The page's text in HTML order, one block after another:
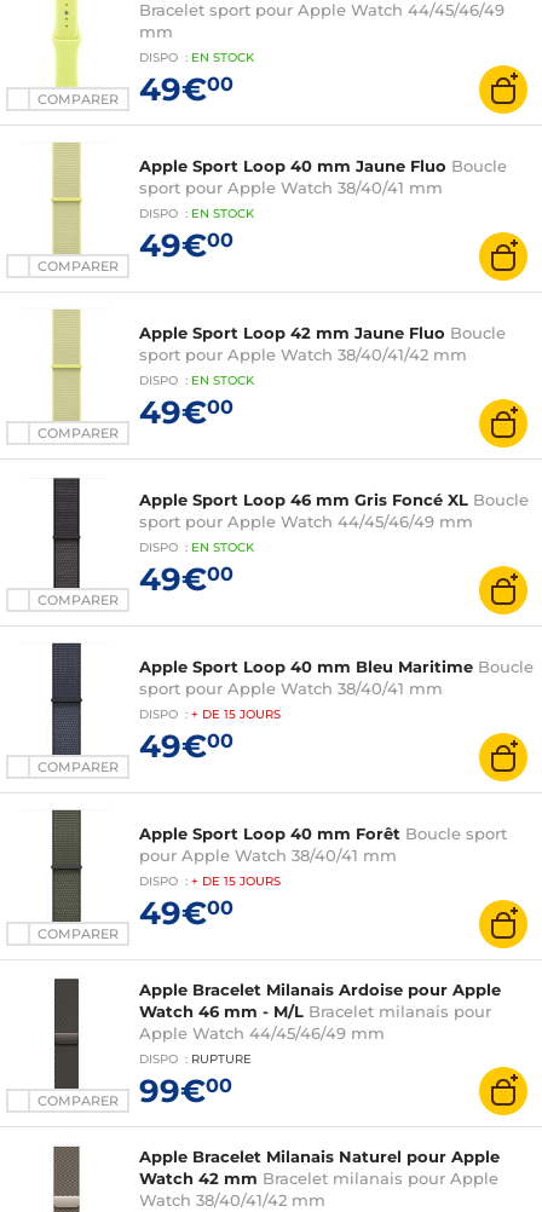
COMPARER
Bracelet sport pour Apple Watch 44/45/46/49
mm
DISPO : EN STOCK
49€00
COMPARER
Apple Sport Loop 40 mm Jaune Fluo Boucle
sport pour Apple Watch 38/40/41 mm
DISPO : EN STOCK
49€00
COMPARER
Apple Sport Loop 42 mm Jaune Fluo Boucle
sport pour Apple Watch 38/40/41/42 mm
DISPO : EN STOCK
49€00
COMPARER
Apple Sport Loop 46 mm Gris Foncé XL Boucle
sport pour Apple Watch 44/45/46/49 mm
DISPO : EN STOCK
49€00
COMPARER
Apple Sport Loop 40 mm Bleu Maritime Boucle
sport pour Apple Watch 38/40/41 mm
DISPO : + DE 15 JOURS
49€00
COMPARER
Apple Sport Loop 40 mm Forêt Boucle sport
pour Apple Watch 38/40/41 mm
DISPO : + DE 15 JOURS
49€00
COMPARER
Apple Bracelet Milanais Ardoise pour Apple
Watch 46 mm - M/L Bracelet milanais pour
Apple Watch 44/45/46/49 mm
DISPO : RUPTURE
99€00
Apple Bracelet Milanais Naturel pour Apple
Watch 42 mm Bracelet milanais pour Apple
Watch 38/40/41/42 mm